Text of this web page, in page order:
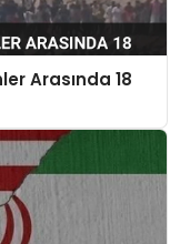
Arasında 18